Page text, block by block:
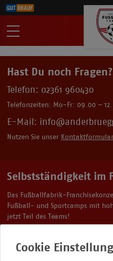
Hast Du noch Fragen?
Telefon: 02361 960430
Telefonzeiten: Mo-Fr: 09.00 –
E-Mail:
Nutzen Sie unser Kontaktformular
Selbstständigkeit im
Das Fußballfabrik-
Fußball- und Sportcamps mit
jetzt Teil des Teams!